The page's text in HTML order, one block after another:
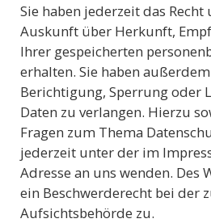
Sie haben jederzeit das
Auskunft über Herkunft,
Ihrer gespeicherten
erhalten. Sie haben
Berichtigung, Sperrung oder
Daten zu verlangen. Hierzu
Fragen zum Thema
jederzeit unter der im
Adresse an uns wenden. Des
ein Beschwerderecht bei der
Aufsichtsbehörde zu.